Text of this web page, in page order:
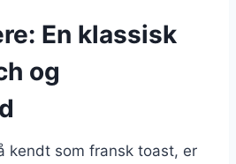
En klassisk
og
kendt som fransk toast, er